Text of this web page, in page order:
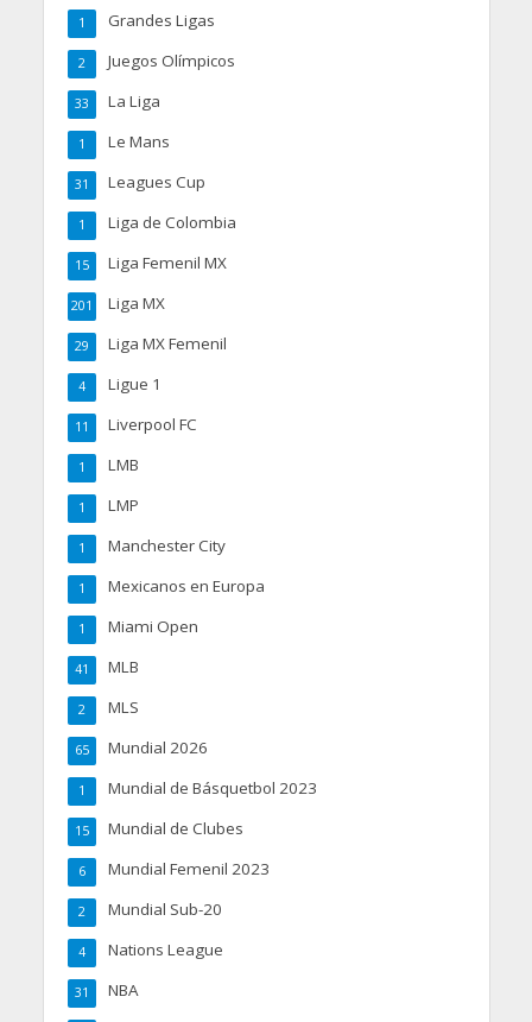
Grandes Ligas
1
Juegos Olímpicos
2
La Liga
33
Le Mans
1
Leagues Cup
31
Liga de Colombia
1
Liga Femenil MX
15
Liga MX
201
Liga MX Femenil
29
Ligue 1
4
Liverpool FC
11
LMB
1
LMP
1
Manchester City
1
Mexicanos en Europa
1
Miami Open
1
MLB
41
MLS
2
Mundial 2026
65
Mundial de Básquetbol 2023
1
Mundial de Clubes
15
Mundial Femenil 2023
6
Mundial Sub-20
2
Nations League
4
NBA
31